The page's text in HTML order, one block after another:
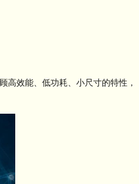
效能、低功耗、小尺寸的特性，